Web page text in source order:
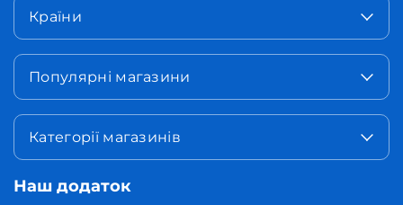
Країни
Популярні магазини
Категорії магазинів
Наш додаток